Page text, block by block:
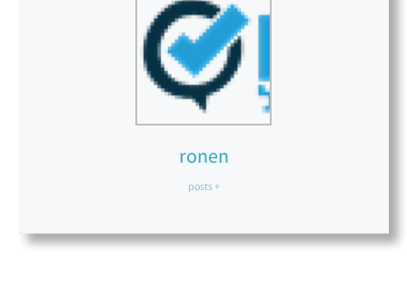
ronen
+ posts